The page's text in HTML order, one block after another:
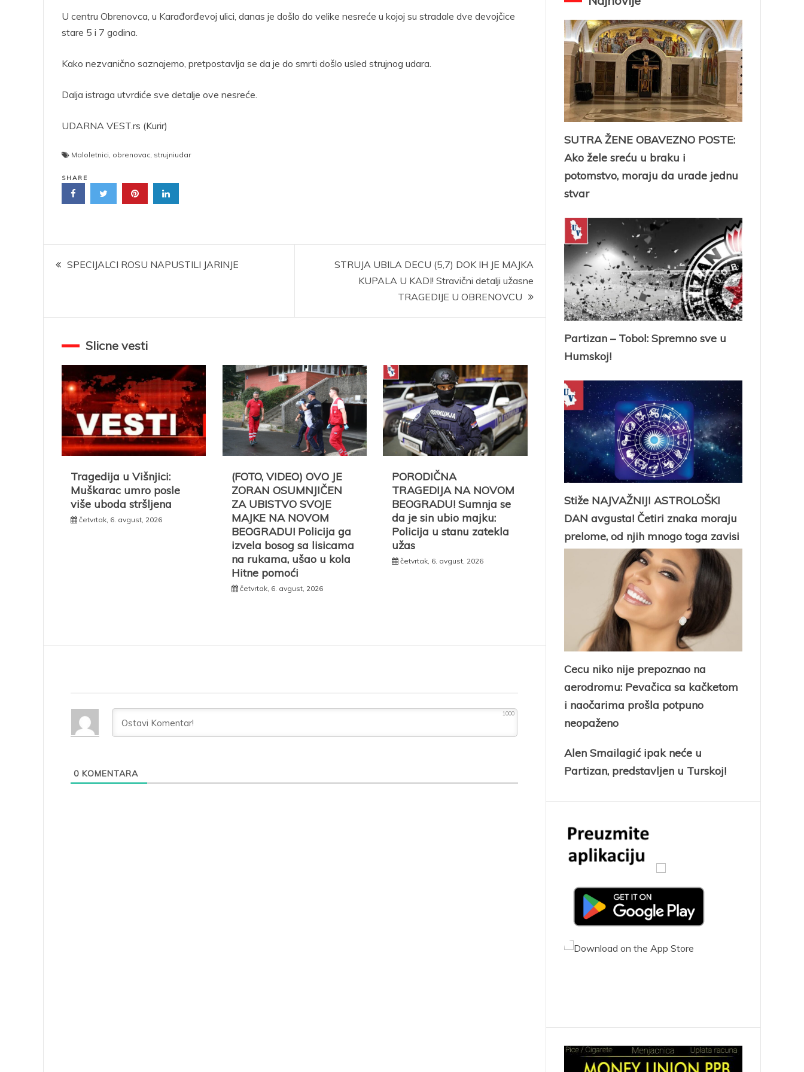
U centru Obrenovca, u Karađorđevoj ulici, danas je došlo do velike nesreće u kojoj su stradale dve devojčice
stare 5 i 7 godina.
Kako nezvanično saznajemo, pretpostavlja se da je do smrti došlo usled strujnog udara.
Dalja istraga utvrdiće sve detalje ove nesreće.
UDARNA VEST.rs (Kurir)
Maloletnici, obrenovac, strujniudar
SHARE
Kretanje
SPECIJALCI ROSU NAPUSTILI JARINJE
STRUJA UBILA DECU (5,7) DOK IH JE MAJKA
KUPALA U KADI! Stravični detalji užasne
TRAGEDIJE U OBRENOVCU
Slicne vesti
Tragedija u Višnjici:
Muškarac umro posle
više uboda stršljena
četvrtak, 6. avgust, 2026
(FOTO, VIDEO) OVO JE
ZORAN OSUMNJIČEN
ZA UBISTVO SVOJE
MAJKE NA NOVOM
BEOGRADU! Policija ga
izvela bosog sa lisicama
na rukama, ušao u kola
Hitne pomoći
četvrtak, 6. avgust, 2026
PORODIČNA
TRAGEDIJA NA NOVOM
BEOGRADU! Sumnja se
da je sin ubio majku:
Policija u stanu zatekla
užas
četvrtak, 6. avgust, 2026
1000
0 KOMENTARA
SUTRA ŽENE OBAVEZNO POSTE:
Ako žele sreću u braku i
potomstvo, moraju da urade jednu
stvar
Partizan – Tobol: Spremno sve u
Humskoj!
Stiže NAJVAŽNIJI ASTROLOŠKI
DAN avgusta! Četiri znaka moraju
prelome, od njih mnogo toga zavisi
Cecu niko nije prepoznao na
aerodromu: Pevačica sa kačketom
i naočarima prošla potpuno
neopaženo
Alen Smailagić ipak neće u
Partizan, predstavljen u Turskoj!